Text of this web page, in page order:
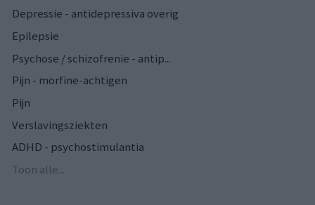
Depressie - antidepressiva overig
Epilepsie
Psychose / schizofrenie - antip...
Pijn - morfine-achtigen
Pijn
Verslavingsziekten
ADHD - psychostimulantia
Toon alle...